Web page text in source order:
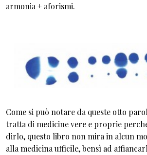
armonia + aforismi.
Come si può notare da queste otto
tratta di medicine vere e proprie
dirlo, questo libro non mira in alcun
alla medicina ufficile, bensì ad